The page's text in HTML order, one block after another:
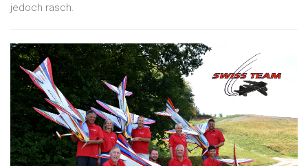
jedoch rasch.